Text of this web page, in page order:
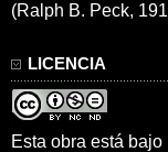
(Ralph B. Peck,
LICENCIA
Esta obra está bajo